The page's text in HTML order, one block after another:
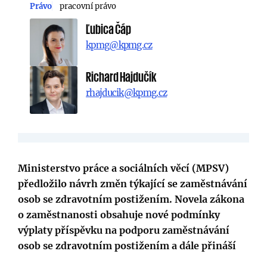
Právo pracovní právo
Ľubica Čáp
kpmg@kpmg.cz
Richard Hajdučík
rhajducik@kpmg.cz
Ministerstvo práce a sociálních věcí (MPSV)
předložilo návrh změn týkající se zaměstnávání
osob se zdravotním postižením. Novela zákona
o zaměstnanosti obsahuje nové podmínky
výplaty příspěvku na podporu zaměstnávání
osob se zdravotním postižením a dále přináší